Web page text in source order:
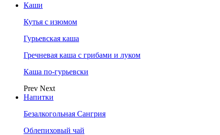
Каши
Кутья с изюмом
Гурьевская каша
Гречневая каша с грибами и луком
Каша по-гурьевски
Prev Next
Напитки
Безалкогольная Сангрия
Облепиховый чай